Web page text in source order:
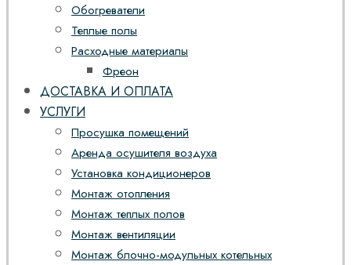
Обогреватели
Теплые полы
Расходные материалы
Фреон
ДОСТАВКА И ОПЛАТА
УСЛУГИ
Просушка помещений
Аренда осушителя воздуха
Установка кондиционеров
Монтаж отопления
Монтаж теплых полов
Монтаж вентиляции
Монтаж блочно-модульных котельных